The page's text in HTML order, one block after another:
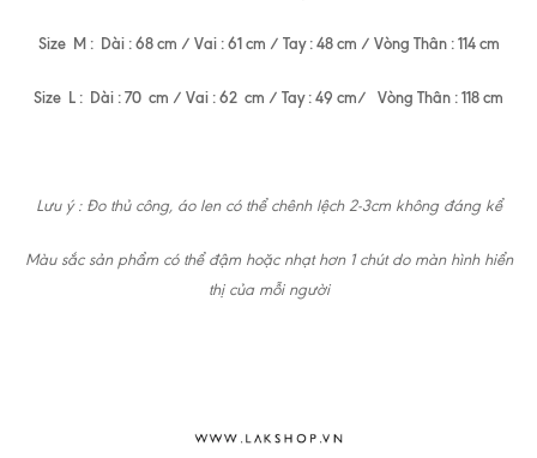
Size M : Dài : 68 cm / Vai : 61 cm / Tay : 48 cm / Vòng Thân : 114 cm
Size L : Dài : 70 cm / Vai : 62 cm / Tay : 49 cm/ Vòng Thân : 118 cm
Lưu ý : Đo thủ công, áo len có thể chênh lệch 2-3cm không đáng kể
Màu sắc sản phẩm có thể đậm hoặc nhạt hơn 1 chút do màn hình hiển
thị của mỗi người